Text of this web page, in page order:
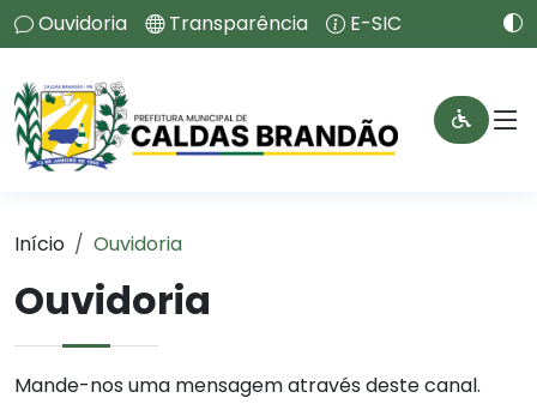
Ouvidoria Transparência E-SIC
Início Ouvidoria
Ouvidoria
Mande-nos uma mensagem através deste canal.